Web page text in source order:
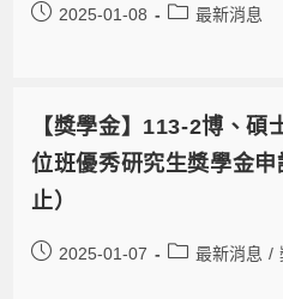
2025-01-08 最新消息
【獎學金】113-2博、碩
位班優秀研究生獎學金
止）
2025-01-07 最新消息 /